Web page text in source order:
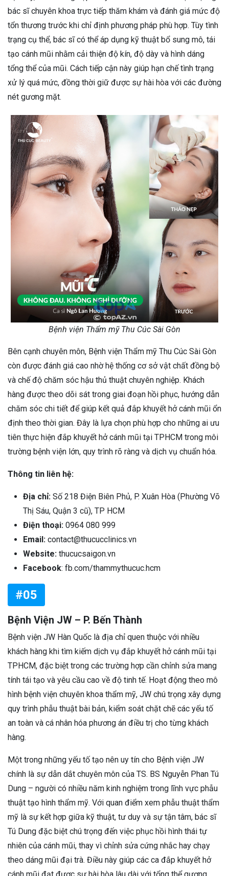
bác sĩ chuyên khoa trực tiếp thăm khám và đánh giá mức độ
tổn thương trước khi chỉ định phương pháp phù hợp. Tùy tình
trạng cụ thể, bác sĩ có thể áp dụng kỹ thuật bổ sung mô, tái
tạo cánh mũi nhằm cải thiện độ kín, độ dày và hình dáng
tổng thể của mũi. Cách tiếp cận này giúp hạn chế tình trạng
xử lý quá mức, đồng thời giữ được sự hài hòa với các đường
nét gương mặt.
Bệnh viện Thẩm mỹ Thu Cúc Sài Gòn
Bên cạnh chuyên môn, Bệnh viện Thẩm mỹ Thu Cúc Sài Gòn
còn được đánh giá cao nhờ hệ thống cơ sở vật chất đồng bộ
và chế độ chăm sóc hậu thủ thuật chuyên nghiệp. Khách
hàng được theo dõi sát trong giai đoạn hồi phục, hướng dẫn
chăm sóc chi tiết để giúp kết quả đắp khuyết hở cánh mũi ổn
định theo thời gian. Đây là lựa chọn phù hợp cho những ai ưu
tiên thực hiện đắp khuyết hở cánh mũi tại TPHCM trong môi
trường bệnh viện lớn, quy trình rõ ràng và dịch vụ chuẩn hóa.
Thông tin liên hệ:
Địa chỉ: Số 218 Điện Biên Phủ, P. Xuân Hòa (Phường Võ
Thị Sáu, Quận 3 cũ), TP HCM
Điện thoại: 0964 080 999
Email: contact@thucucclinics.vn
Website: thucucsaigon.vn
Facebook: fb.com/thammythucuc.hcm
#05
Bệnh Viện JW – P. Bến Thành
Bệnh viện JW Hàn Quốc là địa chỉ quen thuộc với nhiều
khách hàng khi tìm kiếm dịch vụ đắp khuyết hở cánh mũi tại
TPHCM, đặc biệt trong các trường hợp cần chỉnh sửa mang
tính tái tạo và yêu cầu cao về độ tinh tế. Hoạt động theo mô
hình bệnh viện chuyên khoa thẩm mỹ, JW chú trọng xây dựng
quy trình phẫu thuật bài bản, kiểm soát chặt chẽ các yếu tố
an toàn và cá nhân hóa phương án điều trị cho từng khách
hàng.
Một trong những yếu tố tạo nên uy tín cho Bệnh viện JW
chính là sự dẫn dắt chuyên môn của TS. BS Nguyễn Phan Tú
Dung – người có nhiều năm kinh nghiệm trong lĩnh vực phẫu
thuật tạo hình thẩm mỹ. Với quan điểm xem phẫu thuật thẩm
mỹ là sự kết hợp giữa kỹ thuật, tư duy và sự tận tâm, bác sĩ
Tú Dung đặc biệt chú trọng đến việc phục hồi hình thái tự
nhiên của cánh mũi, thay vì chỉnh sửa cứng nhắc hay chạy
theo dáng mũi đại trà. Điều này giúp các ca đắp khuyết hở
cánh mũi đạt được sự hài hòa lâu dài với tổng thể gương